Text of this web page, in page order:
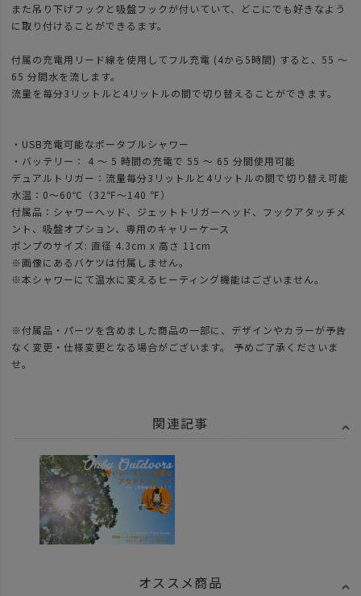
また吊り下げフックと吸盤フックが付いていて、どこにでも好きなよう
に取り付けることができるます。
付属の充電用リード線を使用してフル充電 (4から5時間) すると、55 ～
65 分間水を流します。
流量を毎分3リットルと4リットルの間で切り替えることができます。
・USB充電可能なポータブルシャワー
・バッテリー： 4 ～ 5 時間の充電で 55 ～ 65 分間使用可能
デュアルトリガー：流量毎分3リットルと4リットルの間で切り替え可能
水温：0～60℃（32℉～140 ℉）
付属品：シャワーヘッド、ジェットトリガーヘッド、フックアタッチメ
ント、吸盤オプション、専用のキャリーケース
ポンプのサイズ: 直径 4.3cm x 高さ 11cm
※画像にあるバケツは付属しません。
※本シャワーにて温水に変えるヒーティング機能はございません。
※付属品・パーツを含めました商品の一部に、デザインやカラーが予告
なく変更・仕様変更となる場合がございます。 予めご了承くださいま
せ。
関連記事
オススメ商品